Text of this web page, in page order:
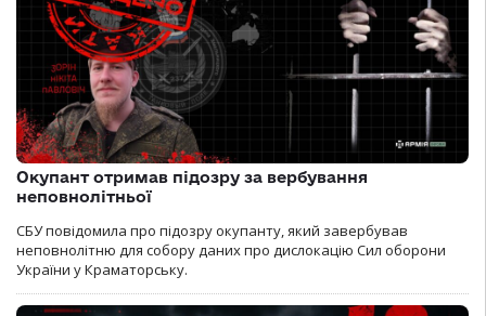
Окупант отримав підозру за вербування
неповнолітньої
СБУ повідомила про підозру окупанту, який завербував
неповнолітню для собору даних про дислокацію Сил оборони
України у Краматорську.